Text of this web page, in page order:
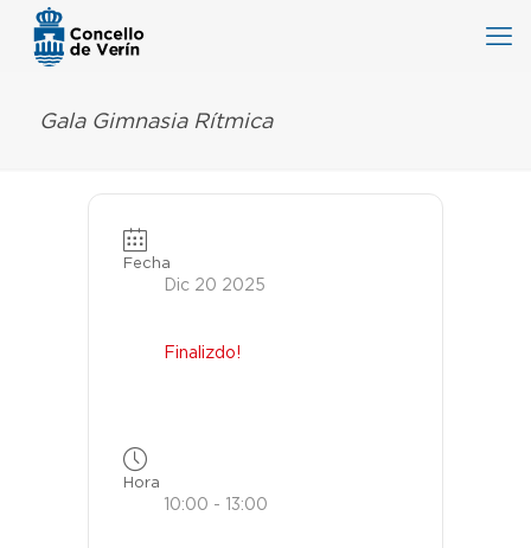
Gala Gimnasia Rítmica
Fecha
Dic 20 2025
Finalizdo!
Hora
10:00 - 13:00